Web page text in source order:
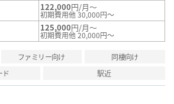
122,000円/月～
初期費用他 30,000円～
125,000円/月～
初期費用他 20,000円～
ファミリー向け
同棲向け
ド
駅近